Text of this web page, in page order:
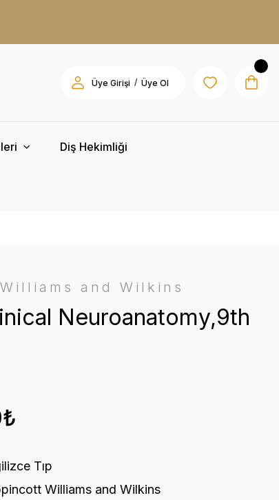
Üye Girişi / Üye Ol
Diş Hekimliği
and Wilkins
Neuroanatomy,9th
Tıp
Williams and Wilkins